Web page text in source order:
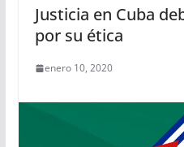
Justicia en Cuba
por su ética
enero 10, 2020